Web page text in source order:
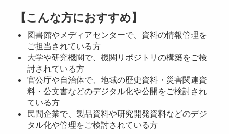
【こんな方におすすめ】
図書館やメディアセンターで、資料の情報管理を
ご担当されている方
大学や研究機関で、機関リポジトリの構築をご検
討されている方
官公庁や自治体で、地域の歴史資料・災害関連資
料・公文書などのデジタル化や公開をご検討され
ている方
民間企業で、製品資料や研究開発資料などのデジ
タル化や管理をご検討されている方